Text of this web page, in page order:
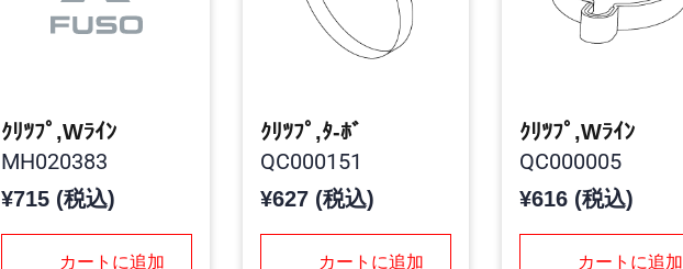
ｸﾘﾂﾌﾟ,Wﾗｲﾝ
MH020383
¥715 (税込)
カートに追加
ｸﾘﾂﾌﾟ,ﾀ-ﾎﾞ
QC000151
¥627 (税込)
カートに追加
ｸﾘﾂﾌﾟ,Wﾗｲﾝ
QC000005
¥616 (税込)
カートに追加